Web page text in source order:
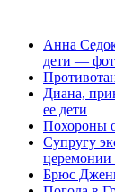
Анна
дети —
Диана,
ее дети
Похороны
Супругу
церемонии
Брюс